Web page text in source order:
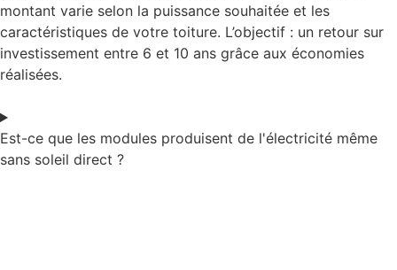
montant varie selon la puissance souhaitée et les
caractéristiques de votre toiture. L’objectif : un retour sur
investissement entre 6 et 10 ans grâce aux économies
réalisées.
Est-ce que les modules produisent de l'électricité même
sans soleil direct ?